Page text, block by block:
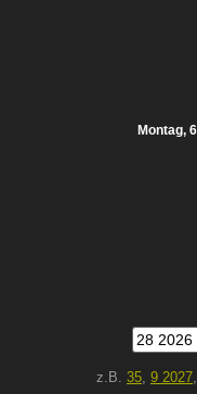
Montag,
z.B. 35, 9 2027,